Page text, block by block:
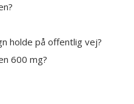
holde på offentlig vej?
600 mg?